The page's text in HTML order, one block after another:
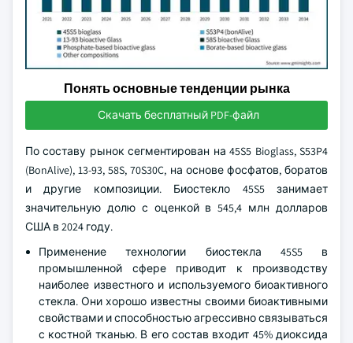
Понять основные тенденции рынка
Скачать бесплатный PDF-файл
По составу рынок сегментирован на 45S5 Bioglass, S53P4
(BonAlive), 13-93, 58S, 70S30C, на основе фосфатов, боратов
и другие композиции. Биостекло 45S5 занимает
значительную долю с оценкой в 545,4 млн долларов
США в 2024 году.
Применение технологии биостекла 45S5 в
промышленной сфере приводит к производству
наиболее известного и используемого биоактивного
стекла. Они хорошо известны своими биоактивными
свойствами и способностью агрессивно связываться
с костной тканью. В его состав входит 45% диоксида